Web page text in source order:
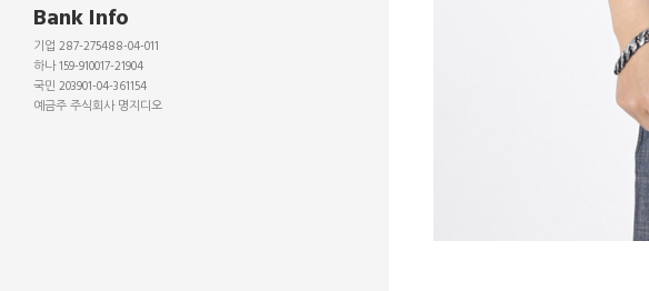
Bank Info
기업 287-275488-04-011
하나 159-910017-21904
국민 203901-04-361154
예금주 주식회사 명지디오